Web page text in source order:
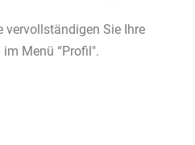
vervollständigen Sie Ihre
Menü “Profil".